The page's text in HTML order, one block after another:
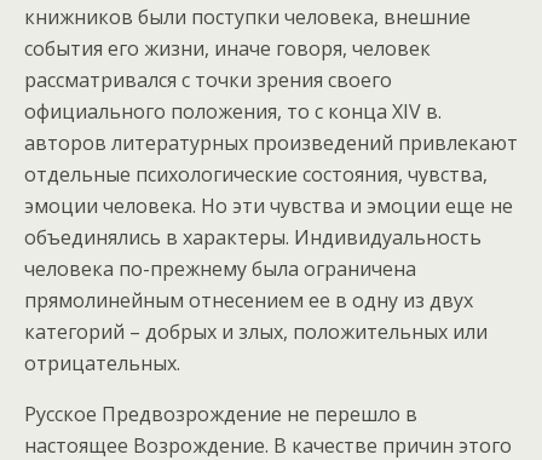
книжников были поступки человека, внешние
события его жизни, иначе говоря, человек
рассматривался с точки зрения своего
официального положения, то с конца XIV в.
авторов литературных произведений привлекают
отдельные психологические состояния, чувства,
эмоции человека. Но эти чувства и эмоции еще не
объединялись в характеры. Индивидуальность
человека по-прежнему была ограничена
прямолинейным отнесением ее в одну из двух
категорий – добрых и злых, положительных или
отрицательных.
Русское Предвозрождение не перешло в
настоящее Возрождение. В качестве причин этого